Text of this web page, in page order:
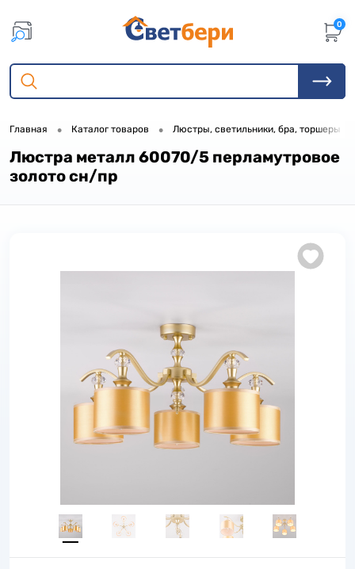
0
Главная • Каталог товаров • Люстры, светильники, бра, торшеры
Люстра металл 60070/5 перламутровое
золото сн/пр